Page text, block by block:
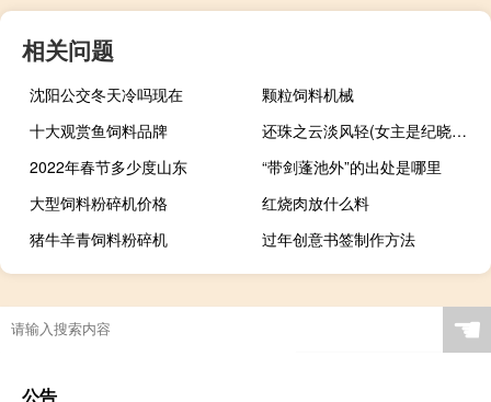
相关问题
沈阳公交冬天冷吗现在
颗粒饲料机械
十大观赏鱼饲料品牌
还珠之云淡风轻(女主是纪晓岚的女儿)（还珠之云淡风轻）
2022年春节多少度山东
“带剑蓬池外”的出处是哪里
大型饲料粉碎机价格
红烧肉放什么料
猪牛羊青饲料粉碎机
过年创意书签制作方法
☚
公告